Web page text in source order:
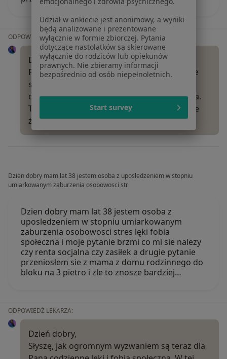
ODPOWIEDŹ LEKARZA:
Dzień dobry!
Przejście przez tak dużą zmianę i zmierzenie
się z lękiem przed samotnością wymaga
ogromnej odwagi, którą już Pani w sobie ma.
To całkowicie naturalne, że w tym momencie
życia…Więcej
Dzien dobry mam lat 38 jestem osoba z uposledzeniem w stopniu
umiarkowanym zaburzenia osobowosci str
Dzien dobry mam lat 38 jestem osoba z
uposledzeniem w stopniu umiarkowanym
zaburzenia osobowosci stres lęki fobia
społeczna i moje pytanie brzmi co mi sie nalezy
czy renta socjalna czy zasiłek a drugie pytanie
przeniosłem sie z mama z domu rodzinnego do
bloku na 3 pietro i zle to znosze bardziej…
ODPOWIEDŹ LEKARZA:
Dzień dobry,
Słyszę, jak ogromnym wyzwaniem są teraz dla
Udział w ankiecie jest anonimowy, a wyniki
będą analizowane i prezentowane
wyłącznie w formie zbiorczej. Pytania
dotyczące nastolatków są skierowane
wyłącznie do rodziców lub opiekunów
prawnych. Nie zbieramy informacji
bezpośrednio od osób niepełnoletnich.
Start survey